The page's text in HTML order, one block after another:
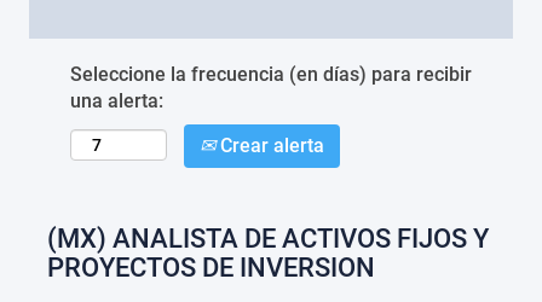
Seleccione la frecuencia (en días) para recibir
una alerta:
Crear alerta
(MX) ANALISTA DE ACTIVOS FIJOS Y
PROYECTOS DE INVERSION